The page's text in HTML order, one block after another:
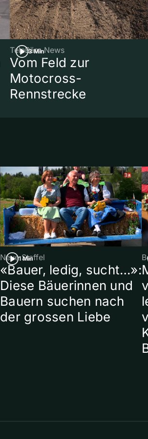
3 Min
TeleBärn News
Vom Feld zur
Motocross-
Rennstrecke
1 Min
Neue Staffel
«Bauer, ledig, sucht…»:
Diese Bäuerinnen und
Bauern suchen nach
der grossen Liebe